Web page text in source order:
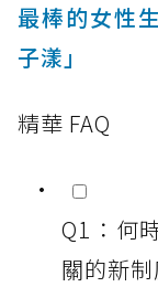
最棒的女性
子漾」
精華 FAQ
Q1：何
關的新制